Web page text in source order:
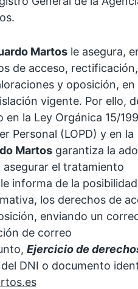
Martosle asegura,
de acceso, rectificación,
y oposición, en
vigente. Por ello,
la Ley Orgánica 15/
Personal (LOPD) y en la
Martosgarantiza la
asegurar el tratamiento
informa de la
los derechos de
enviando un
de correo
Ejercicio de
DNI o documento